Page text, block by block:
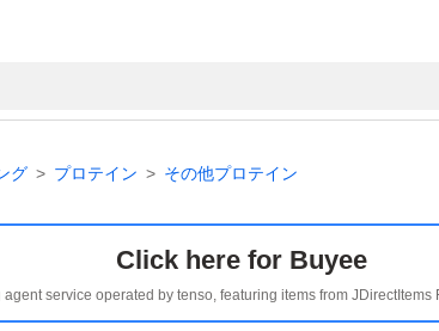
グ プロテイン その他プロテイン
Click here for Buyee
service operated by tenso, featuring items from